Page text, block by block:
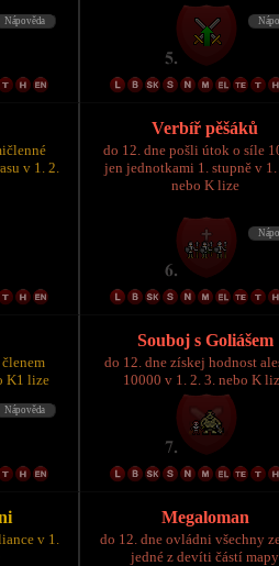
v 1. 2.
Verbíř pěšáků
do 12. dne pošli útok o síle
jen jednotkami 1. stupně v 1.
nebo K lize
K1 lize
Souboj s Goliášem
do 12. dne získej hodnost
10000 v 1. 2. 3. nebo K
v 1.
Megaloman
do 12. dne ovládni všechny
jedné z devíti částí mapy